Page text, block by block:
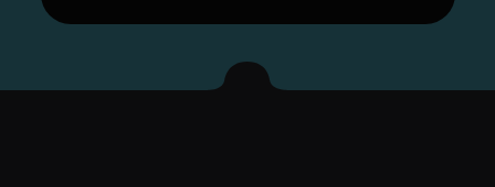
Je vous présente votre
enseignant sous 72